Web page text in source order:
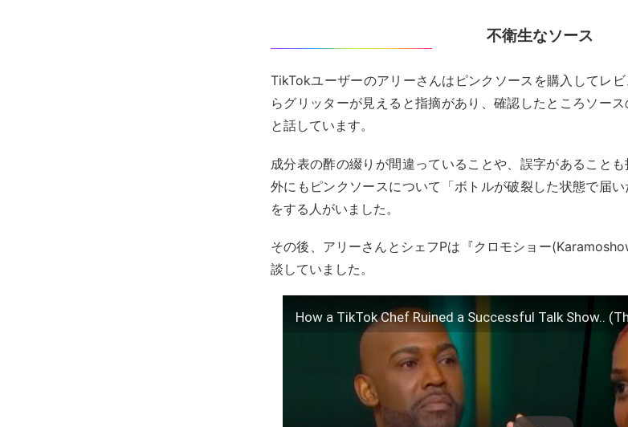
不衛生なソース
TikTokユーザーのアリーさんはピンクソースを購入してレ
らグリッターが見えると指摘があり、確認したところソー
と話しています。
成分表の酢の綴りが間違っていることや、誤字があること
外にもピンクソースについて「ボトルが破裂した状態で届
をする人がいました。
その後、アリーさんとシェフPは『クロモショー
談していました。
How a TikTok Chef Ruined a Successful Talk Show..